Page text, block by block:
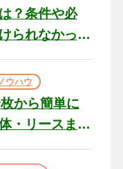
？条件や必
られなかっ
ウハウ
から簡単に
・リースま